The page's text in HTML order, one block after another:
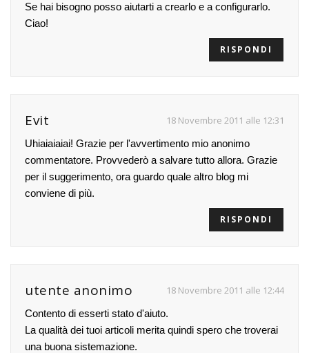
Se hai bisogno posso aiutarti a crearlo e a configurarlo.
Ciao!
RISPONDI
Evit 18 Novembre 2011 alle 12:31
Uhiaiaiaiai! Grazie per l'avvertimento mio anonimo
commentatore. Provvederò a salvare tutto allora. Grazie
per il suggerimento, ora guardo quale altro blog mi
conviene di più.
RISPONDI
utente anonimo 18 Novembre 2011 alle 12:44
Contento di esserti stato d'aiuto.
La qualità dei tuoi articoli merita quindi spero che troverai
una buona sistemazione.